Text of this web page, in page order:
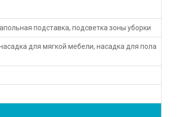
подставка, подсветка зоны уборки
для мягкой мебели, насадка для пола